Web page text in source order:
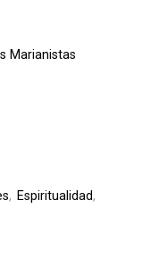
Marianistas
, Espiritualidad,